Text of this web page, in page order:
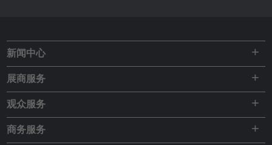
新闻中心 +
展商服务 +
观众服务 +
商务服务 +